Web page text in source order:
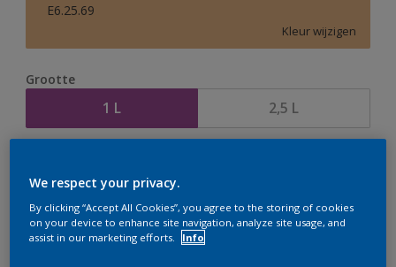
E6.25.69
Kleur wijzigen
Grootte
1 L 2,5 L
We respect your privacy.
By clicking “Accept All Cookies”, you agree to the storing of cookies
on your device to enhance site navigation, analyze site usage, and
assist in our marketing efforts.
Info